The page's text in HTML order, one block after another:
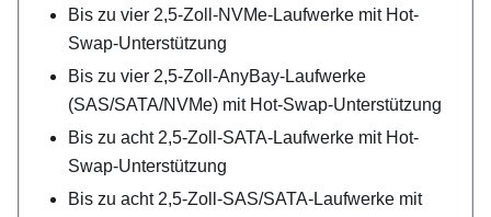
Bis zu vier 2,5-Zoll-NVMe-Laufwerke mit Hot-
Swap-Unterstützung
Bis zu vier 2,5-Zoll-AnyBay-Laufwerke
(SAS/SATA/NVMe) mit Hot-Swap-Unterstützung
Bis zu acht 2,5-Zoll-SATA-Laufwerke mit Hot-
Swap-Unterstützung
Bis zu acht 2,5-Zoll-SAS/SATA-Laufwerke mit